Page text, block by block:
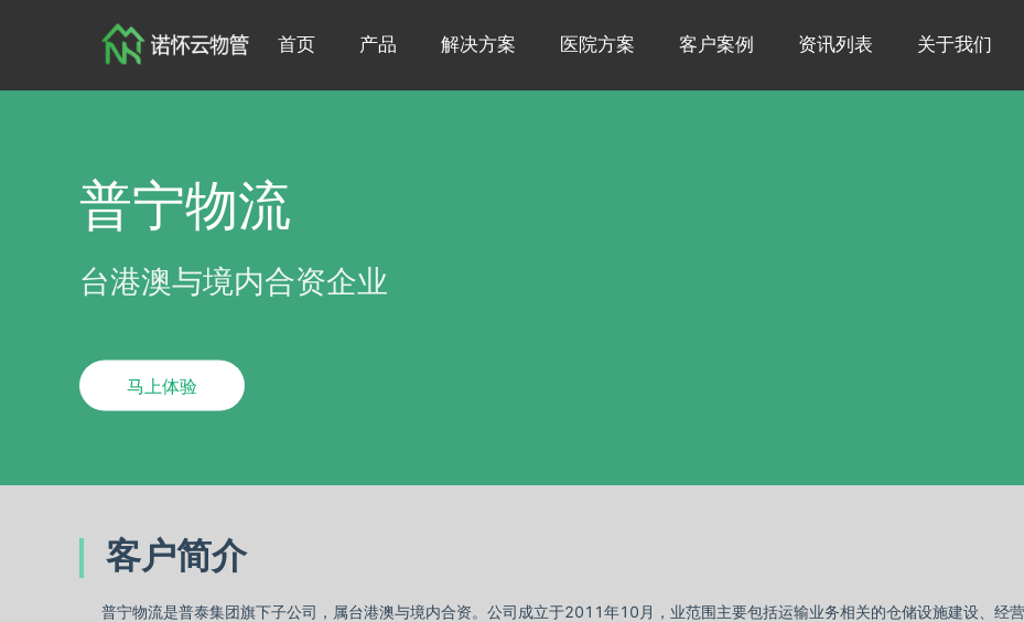
首页 产品 解决方案 医院方案 客户案例 资讯列表 关于我们
普宁物流
台港澳与境内合资企业
马上体验
客户简介
普宁物流是普泰集团旗下子公司，属台港澳与境内合资。公司成立于2011年10月，业范围主要包括运输业务相关的仓储设施建设、经